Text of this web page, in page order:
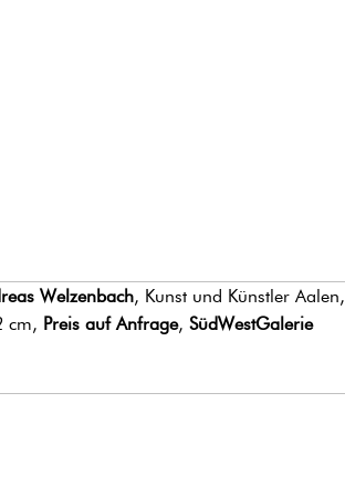
Welzenbach, Kunst und Künstler Aalen,
cm, Preis auf Anfrage, SüdWestGalerie